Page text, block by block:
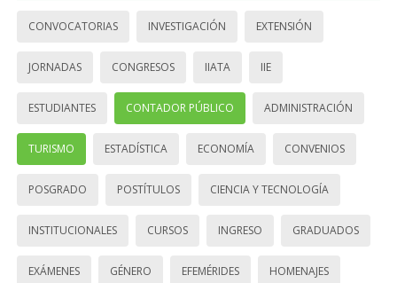
CONVOCATORIAS INVESTIGACIÓN EXTENSIÓN
JORNADAS CONGRESOS IIATA IIE
ESTUDIANTES CONTADOR PÚBLICO ADMINISTRACIÓN
TURISMO ESTADÍSTICA ECONOMÍA CONVENIOS
POSGRADO POSTÍTULOS CIENCIA Y TECNOLOGÍA
INSTITUCIONALES CURSOS INGRESO GRADUADOS
EXÁMENES GÉNERO EFEMÉRIDES HOMENAJES